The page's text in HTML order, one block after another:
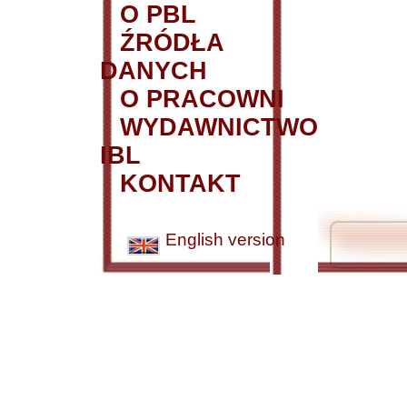
O PBL
ŹRÓDŁA
DANYCH
O PRACOWNI
WYDAWNICTWO
IBL
KONTAKT
English version